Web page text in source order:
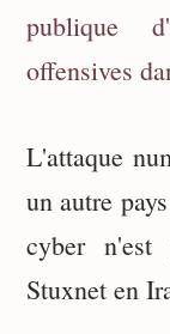
publique
offensives
L'attaque
un autre
cyber n'est
Stuxnet en